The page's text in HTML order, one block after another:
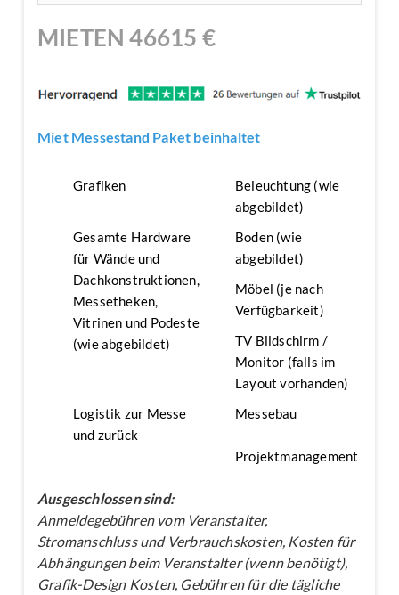
MIETEN46615 €
Miet Messestand Paket beinhaltet
Grafiken
Beleuchtung (wie
abgebildet)
Gesamte Hardware
für Wände und
Dachkonstruktionen,
Messetheken,
Vitrinen und Podeste
(wie abgebildet)
Boden (wie
abgebildet)
Möbel (je nach
Verfügbarkeit)
TV Bildschirm /
Monitor (falls im
Layout vorhanden)
Logistik zur Messe
und zurück
Messebau
Projektmanagement
Ausgeschlossen sind:
Anmeldegebühren vom Veranstalter,
Stromanschluss und Verbrauchskosten, Kosten für
Abhängungen beim Veranstalter (wenn benötigt),
Grafik-Design Kosten, Gebühren für die tägliche